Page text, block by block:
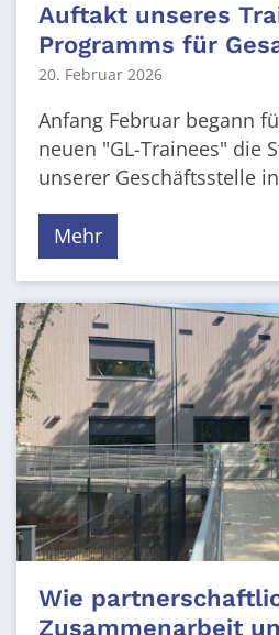
Auftakt unseres
Programms für
20. Februar 2026
Anfang Februar begann
neuen "GL-Trainees" die
unserer Geschäftsstelle
Mehr
Wie
Zusammenarbeit